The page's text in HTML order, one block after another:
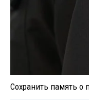
Сохранить память о